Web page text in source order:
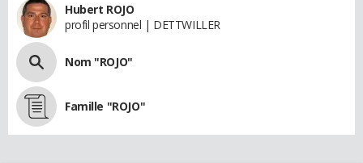
Hubert ROJO
profil personnel | DETTWILLER
Nom "ROJO"
Famille "ROJO"